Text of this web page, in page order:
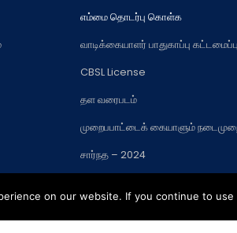
எம்மை தொடர்பு கொள்க
வாடிக்கையாளர் பாதுகாப்பு
CBSL License
தள வரைபடம்
முறைபபாட்டைக் கையாளும்
சார்நத – 2024
on our website. If you continue to